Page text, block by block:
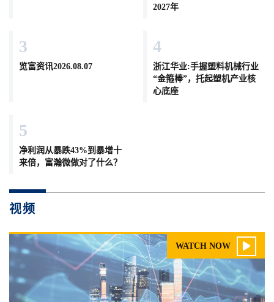
2027年
3
览富资讯2026.08.07
4
浙江华业:手握塑料机械行业
“金箍棒”，托起塑机产业核
心底座
5
净利润从暴跌43%到暴增十
来倍，富瀚微做对了什么？
视频
WATCH NOW 